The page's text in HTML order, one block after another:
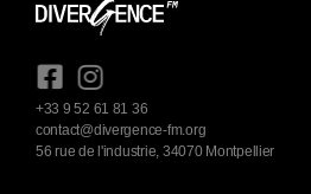
+33 9 52 61 81 36
contact@divergence-fm.org
56 rue de l'industrie, 34070 Montpellier